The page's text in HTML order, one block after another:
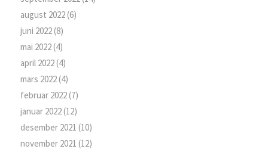
august 2022(6)
juni 2022(8)
mai 2022(4)
april 2022(4)
mars 2022(4)
februar 2022(7)
januar 2022(12)
desember 2021 (10)
november 2021 (12)